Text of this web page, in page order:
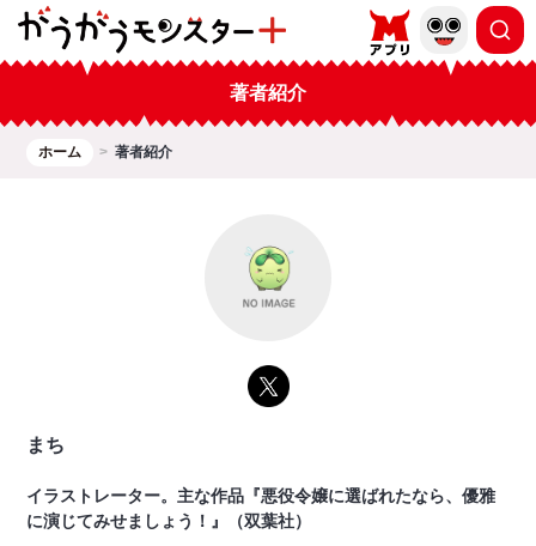
著者紹介
ホーム 著者紹介
まち
イラストレーター。主な作品『悪役令嬢に選ばれたなら、優雅
に演じてみせましょう！』（双葉社）